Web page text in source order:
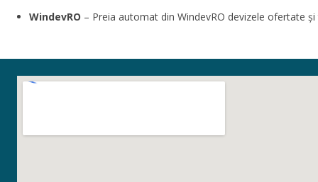
WindevRO – Preia automat din WindevRO devizele ofertate